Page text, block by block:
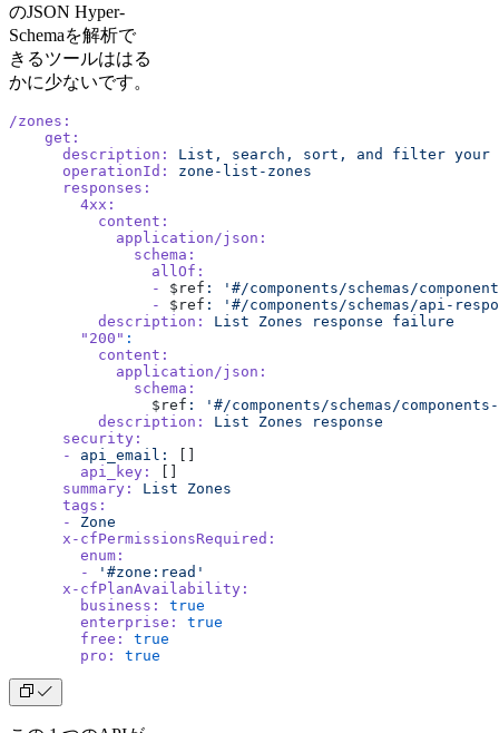
のJSON Hyper-
Schemaを解析で
きるツールははる
かに少ないです。
/zones:
    get:
      description:
List, search, sort, and filter your
      operationId:
zone-list-zones
      responses:
        4xx:
          content:
            application/json:
              schema:
                allOf:
                -
$ref :
'#/components/schemas/
                -
$ref :
'#/components/schemas/api-
          description:
List Zones response failure
        "200"
:
          content:
            application/json:
              schema:
                $ref
:
'#/components/schemas/
          description:
List Zones response
      security:
      -
api_email:
        api_key:
      summary:
List Zones
      tags:
      -
Zone
      x-cfPermissionsRequired:
        enum:
        -
'#zone:read'
      x-cfPlanAvailability:
        business:
true
        enterprise:
true
        free:
true
        pro:
true